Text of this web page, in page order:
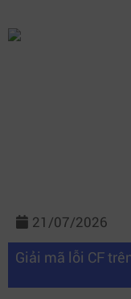
21/07/2026
Giải mã lỗi CF